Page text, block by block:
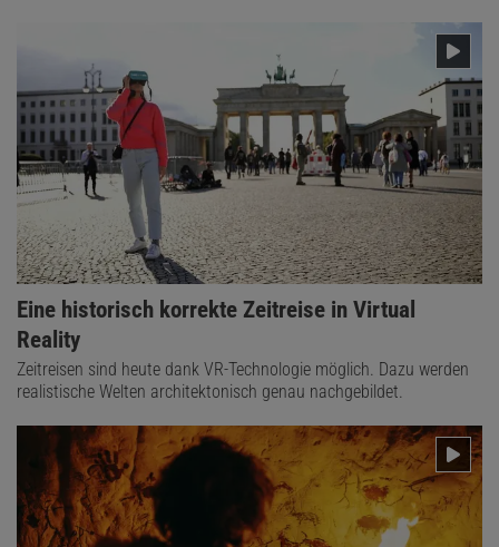
Eine historisch korrekte Zeitreise in Virtual
Reality
Zeitreisen sind heute dank VR-Technologie möglich. Dazu werden
realistische Welten architektonisch genau nachgebildet.